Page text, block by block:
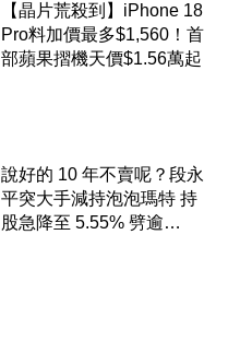
【晶片荒殺到】iPhone 18
Pro料加價最多$1,560！首
部蘋果摺機天價$1.56萬起
說好的 10 年不賣呢？段永
平突大手減持泡泡瑪特 持
股急降至 5.55% 劈逾